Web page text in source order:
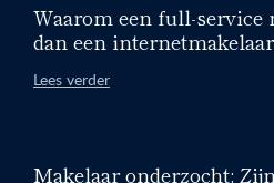
Waarom een full-service
dan een internetmakelaar
Lees verder
Makelaar onderzocht: